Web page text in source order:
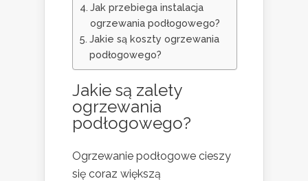
Jak przebiega instalacja
ogrzewania podłogowego?
Jakie są koszty ogrzewania
podłogowego?
Jakie są zalety
ogrzewania
podłogowego?
Ogrzewanie podłogowe cieszy
się coraz większą